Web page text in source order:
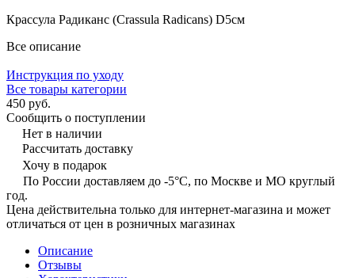
Крассула Радиканс (Crassula Radicans) D5см
Все описание
Инструкция по уходу
Все товары категории
450 руб.
Сообщить о поступлении
Нет в наличии
Рассчитать доставку
Хочу в подарок
По России доставляем до -5°C, по Москве и МО круглый
год.
Цена действительна только для интернет-магазина и может
отличаться от цен в розничных магазинах
Описание
Отзывы